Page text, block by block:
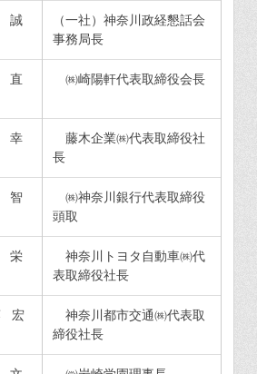
誠
（一社）神奈川政経懇話会
事務局長
直
㈱崎陽軒代表取締役会長
幸
藤木企業㈱代表取締役社
長
智
㈱神奈川銀行代表取締役
頭取
栄
神奈川トヨタ自動車㈱代
表取締役社長
宏
神奈川都市交通㈱代表取
締役社長